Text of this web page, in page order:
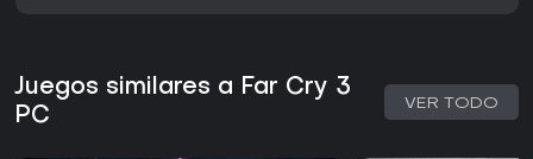
Juegos similares a Far Cry 3
PC
VER TODO